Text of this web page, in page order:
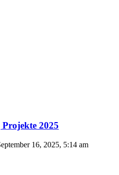
2025
16, 2025, 5:14 am